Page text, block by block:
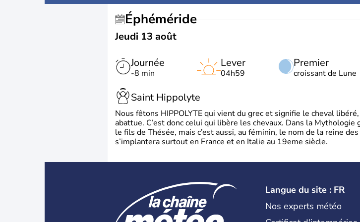
Éphéméride
Jeudi 13 août
Journée
-8 min
Premier
croissant de Lune
Lever
04h59
Saint Hippolyte
Nous fêtons HIPPOLYTE qui vient du grec et signifie le cheval
abattue. C’est donc celui qui libère les chevaux. Dans la
le fils de Thésée, mais c’est aussi, au féminin, le nom de la reine
s’implantera surtout en France et en Italie au 19eme siècle.
Langue du site : FR
Nos experts météo